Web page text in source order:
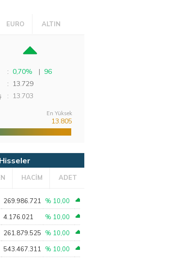
EURO ALTIN
: 0,70% | 96
: 13.729
: 13.703
En Yüksek
13.805
HACİM ADET
269.986.721 % 10,00
4.176.021 % 10,00
261.879.525 % 10,00
543.467.311 % 10,00